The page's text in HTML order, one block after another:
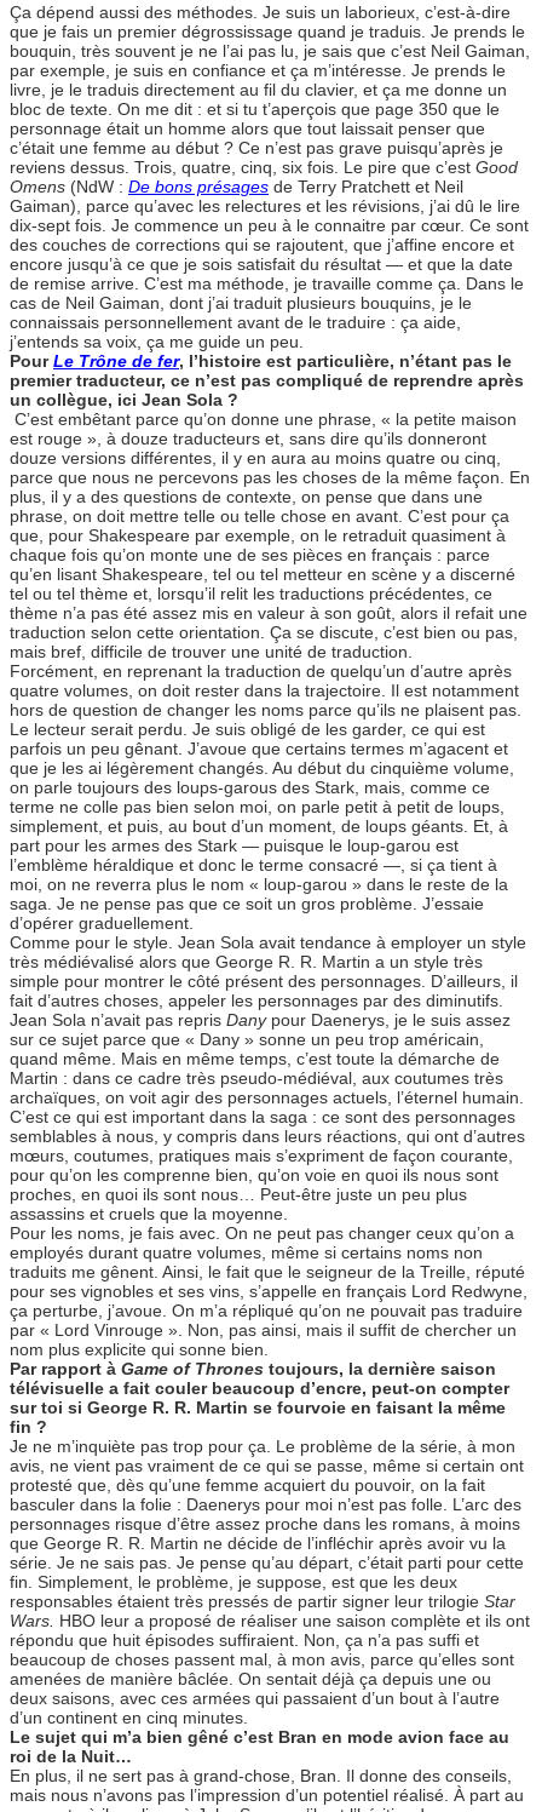
Ça dépend aussi des méthodes. Je suis un laborieux, c’est-à-dire
que je fais un premier dégrossissage quand je traduis. Je prends le
bouquin, très souvent je ne l’ai pas lu, je sais que c’est Neil Gaiman,
par exemple, je suis en confiance et ça m’intéresse. Je prends le
livre, je le traduis directement au fil du clavier, et ça me donne un
bloc de texte. On me dit : et si tu t’aperçois que page 350 que le
personnage était un homme alors que tout laissait penser que
c’était une femme au début ? Ce n’est pas grave puisqu’après je
reviens dessus. Trois, quatre, cinq, six fois. Le pire que c’est Good
Omens (NdW : De bons présages de Terry Pratchett et Neil
Gaiman), parce qu’avec les relectures et les révisions, j’ai dû le lire
dix-sept fois. Je commence un peu à le connaitre par cœur. Ce sont
des couches de corrections qui se rajoutent, que j’affine encore et
encore jusqu’à ce que je sois satisfait du résultat — et que la date
de remise arrive. C’est ma méthode, je travaille comme ça. Dans le
cas de Neil Gaiman, dont j’ai traduit plusieurs bouquins, je le
connaissais personnellement avant de le traduire : ça aide,
j’entends sa voix, ça me guide un peu.
PourLe Trône de fer, l’histoire est particulière, n’étant pas le
premier traducteur, ce n’est pas compliqué de reprendre après
un collègue, ici Jean Sola ?
C’est embêtant parce qu’on donne une phrase, « la petite maison
est rouge », à douze traducteurs et, sans dire qu’ils donneront
douze versions différentes, il y en aura au moins quatre ou cinq,
parce que nous ne percevons pas les choses de la même façon. En
plus, il y a des questions de contexte, on pense que dans une
phrase, on doit mettre telle ou telle chose en avant. C’est pour ça
que, pour Shakespeare par exemple, on le retraduit quasiment à
chaque fois qu’on monte une de ses pièces en français : parce
qu’en lisant Shakespeare, tel ou tel metteur en scène y a discerné
tel ou tel thème et, lorsqu’il relit les traductions précédentes, ce
thème n’a pas été assez mis en valeur à son goût, alors il refait une
traduction selon cette orientation. Ça se discute, c’est bien ou pas,
mais bref, difficile de trouver une unité de traduction.
Forcément, en reprenant la traduction de quelqu’un d’autre après
quatre volumes, on doit rester dans la trajectoire. Il est notamment
hors de question de changer les noms parce qu’ils ne plaisent pas.
Le lecteur serait perdu. Je suis obligé de les garder, ce qui est
parfois un peu gênant. J’avoue que certains termes m’agacent et
que je les ai légèrement changés. Au début du cinquième volume,
on parle toujours des loups-garous des Stark, mais, comme ce
terme ne colle pas bien selon moi, on parle petit à petit de loups,
simplement, et puis, au bout d’un moment, de loups géants. Et, à
part pour les armes des Stark — puisque le loup-garou est
l’emblème héraldique et donc le terme consacré —, si ça tient à
moi, on ne reverra plus le nom « loup-garou » dans le reste de la
saga. Je ne pense pas que ce soit un gros problème. J’essaie
d’opérer graduellement.
Comme pour le style. Jean Sola avait tendance à employer un style
très médiévalisé alors que George R. R. Martin a un style très
simple pour montrer le côté présent des personnages. D’ailleurs, il
fait d’autres choses, appeler les personnages par des diminutifs.
Jean Sola n’avait pas repris Danypour Daenerys, je le suis assez
sur ce sujet parce que « Dany » sonne un peu trop américain,
quand même. Mais en même temps, c’est toute la démarche de
Martin : dans ce cadre très pseudo-médiéval, aux coutumes très
archaïques, on voit agir des personnages actuels, l’éternel humain.
C’est ce qui est important dans la saga : ce sont des personnages
semblables à nous, y compris dans leurs réactions, qui ont d’autres
mœurs, coutumes, pratiques mais s’expriment de façon courante,
pour qu’on les comprenne bien, qu’on voie en quoi ils nous sont
proches, en quoi ils sont nous… Peut-être juste un peu plus
assassins et cruels que la moyenne.
Pour les noms, je fais avec. On ne peut pas changer ceux qu’on a
employés durant quatre volumes, même si certains noms non
traduits me gênent. Ainsi, le fait que le seigneur de la Treille, réputé
pour ses vignobles et ses vins, s’appelle en français Lord Redwyne,
ça perturbe, j’avoue. On m’a répliqué qu’on ne pouvait pas traduire
par « Lord Vinrouge ». Non, pas ainsi, mais il suffit de chercher un
nom plus explicite qui sonne bien.
Par rapport à Game of Thrones toujours, la dernière saison
télévisuelle a fait couler beaucoup d’encre, peut-on compter
sur toi si George R. R. Martin se fourvoie en faisant la même
fin ?
Je ne m’inquiète pas trop pour ça. Le problème de la série, à mon
avis, ne vient pas vraiment de ce qui se passe, même si certain ont
protesté que, dès qu’une femme acquiert du pouvoir, on la fait
basculer dans la folie : Daenerys pour moi n’est pas folle. L’arc des
personnages risque d’être assez proche dans les romans, à moins
que George R. R. Martin ne décide de l’infléchir après avoir vu la
série. Je ne sais pas. Je pense qu’au départ, c’était parti pour cette
fin. Simplement, le problème, je suppose, est que les deux
responsables étaient très pressés de partir signer leur trilogie Star
Wars. HBO leur a proposé de réaliser une saison complète et ils ont
répondu que huit épisodes suffiraient. Non, ça n’a pas suffi et
beaucoup de choses passent mal, à mon avis, parce qu’elles sont
amenées de manière bâclée. On sentait déjà ça depuis une ou
deux saisons, avec ces armées qui passaient d’un bout à l’autre
d’un continent en cinq minutes.
Le sujet qui m’a bien gêné c’est Bran en mode avion face au
roi de la Nuit…
En plus, il ne sert pas à grand-chose, Bran. Il donne des conseils,
mais nous n’avons pas l’impression d’un potentiel réalisé. À part au